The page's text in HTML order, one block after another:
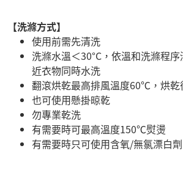
【洗滌方式】
使用前需先清洗
洗滌水溫＜30°C，依溫和洗滌程
近衣物同時水洗
翻滾烘乾最高排風溫度60℃，烘乾
也可使用懸掛晾乾
勿專業乾洗
有需要時可最高溫度150℃熨燙
有需要時只可使用含氧/無氯漂白劑